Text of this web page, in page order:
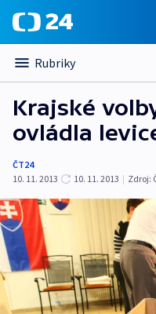
Rubriky
Krajské
ovládla
ČT24
10. 11. 2013
10. 11. 2013 | Zdroj: